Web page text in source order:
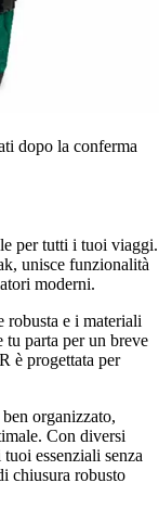
dopo la conferma
per tutti i tuoi viaggi.
unisce funzionalità
moderni.
robusta e i materiali
tu parta per un breve
è progettata per
organizzato,
Con diversi
essenziali senza
chiusura robusto